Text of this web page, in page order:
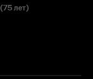
(75 лет)